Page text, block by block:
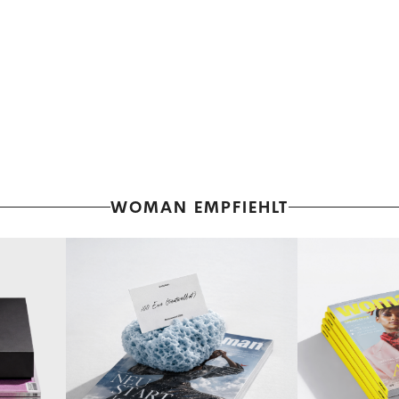
WOMAN EMPFIEHLT